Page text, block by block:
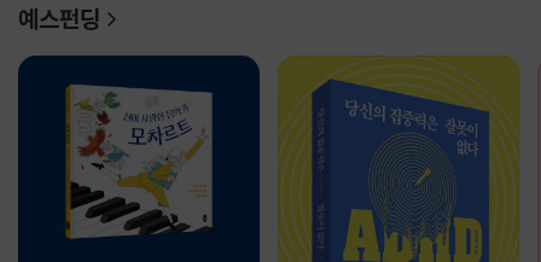
예스펀딩